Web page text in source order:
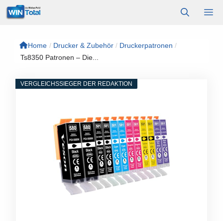
Zum
Inhalt
Home / Drucker & Zubehör / Druckerpatronen /
Ts8350 Patronen – Die...
VERGLEICHSSIEGER DER REDAKTION